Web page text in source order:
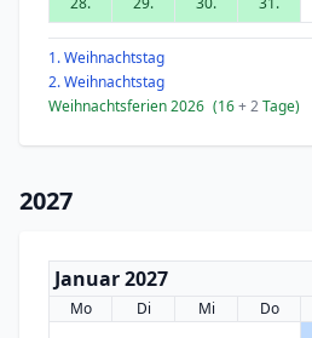
1. Weihnachtstag
2. Weihnachtstag
Weihnachtsferien 2026 (16+ 2Tage)
2027
Januar 2027
Mo Di Mi Do